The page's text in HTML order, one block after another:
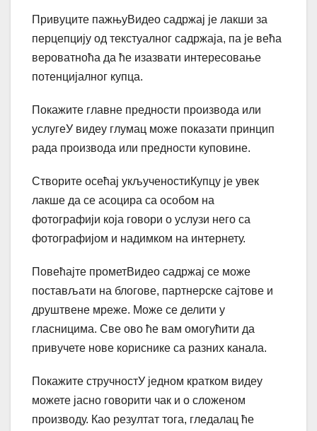
Привуците пажњуВидео садржај је лакши за
перцепцију од текстуалног садржаја, па је већа
вероватноћа да ће изазвати интересовање
потенцијалног купца.
Покажите главне предности производа или
услугеУ видеу глумац може показати принцип
рада производа или предности куповине.
Створите осећај укљученостиКупцу је увек
лакше да се асоцира са особом на
фотографији која говори о услузи него са
фотографијом и надимком на интернету.
Повећајте прометВидео садржај се може
постављати на блогове, партнерске сајтове и
друштвене мреже. Може се делити у
гласницима. Све ово ће вам омогућити да
привучете нове кориснике са разних канала.
Покажите стручностУ једном кратком видеу
можете јасно говорити чак и о сложеном
производу. Као резултат тога, гледалац ће